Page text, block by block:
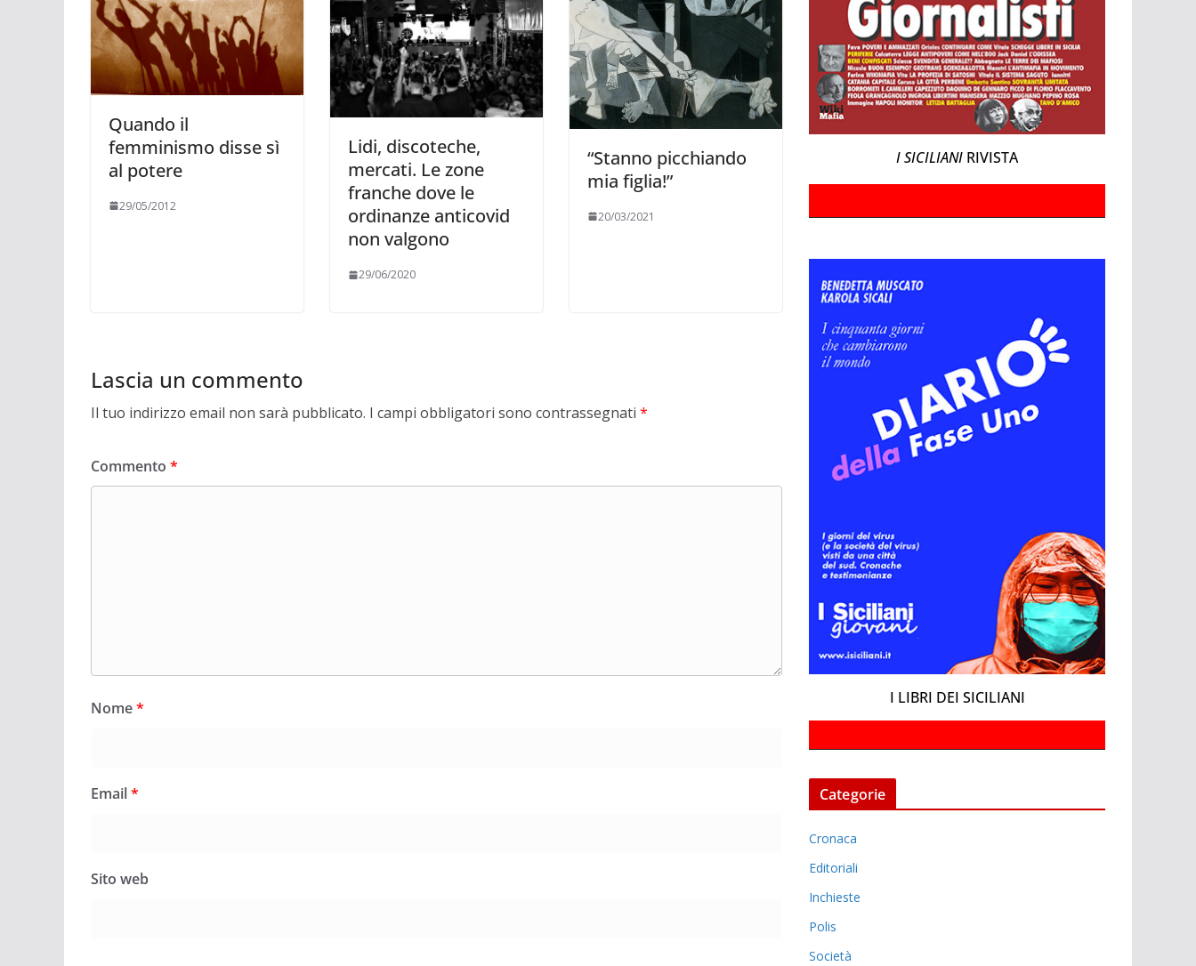
Quando il
femminismo disse sì
al potere
29/05/2012
Lidi, discoteche,
mercati. Le zone
franche dove le
ordinanze anticovid
non valgono
29/06/2020
“Stanno picchiando
mia figlia!”
20/03/2021
Lascia un commento
Il tuo indirizzo email non sarà pubblicato. I campi obbligatori sono contrassegnati *
Commento *
Nome*
Email*
Sito web
I SICILIANI RIVISTA
I LIBRI DEI SICILIANI
Categorie
Cronaca
Editoriali
Inchieste
Polis
Società